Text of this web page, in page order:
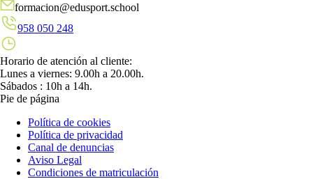
formacion@edusport.school
958 050 248
Horario de atención al cliente:
Lunes a viernes: 9.00h a 20.00h.
Sábados : 10h a 14h.
Pie de página
Política de cookies
Política de privacidad
Canal de denuncias
Aviso Legal
Condiciones de matriculación